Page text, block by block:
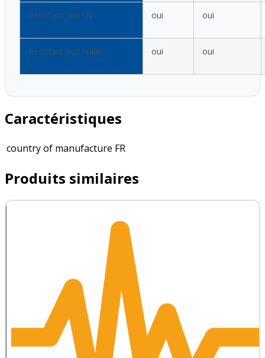
Résistant aux UV oui oui
Résistant aux huiles oui oui
Caractéristiques
country of manufacture FR
Produits similaires